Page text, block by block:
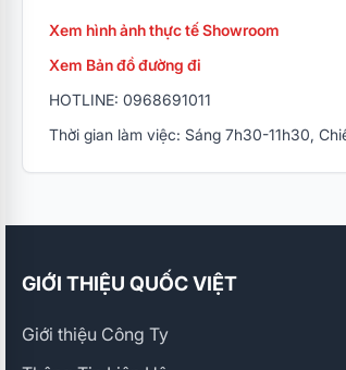
Xem hình ảnh thực tế Showroom
Xem Bản đồ đường đi
HOTLINE: 0968691011
Thời gian làm việc: Sáng 7h30-11h30,
GIỚI THIỆU QUỐC VIỆT
Giới thiệu Công Ty